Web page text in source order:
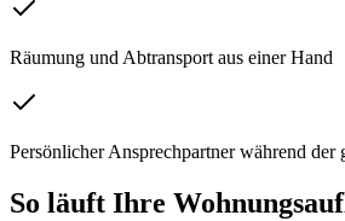
Räumung und Abtransport aus einer Hand
Persönlicher Ansprechpartner während
So läuft Ihre